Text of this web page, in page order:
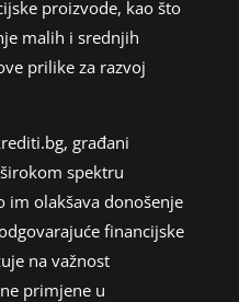
proizvode, kao što
malih i srednjih
prilike za razvoj
građani
spektru
im olakšava donošenje
financijske
na važnost
primjene u